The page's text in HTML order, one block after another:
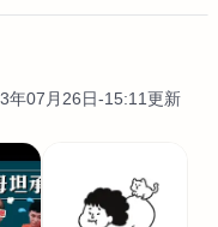
年07月26日-15:11更新